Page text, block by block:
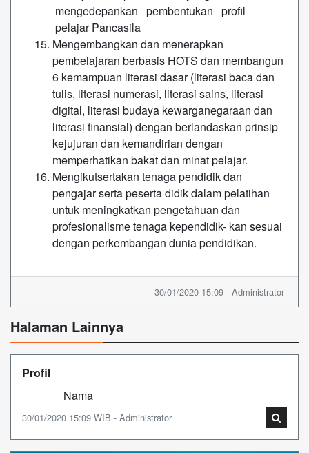
mengedepankan pembentukan profil
pelajar Pancasila
Mengembangkan dan menerapkan
pembelajaran berbasis HOTS dan membangun
6 kemampuan literasi dasar (literasi baca dan
tulis, literasi numerasi, literasi sains, literasi
digital, literasi budaya kewarganegaraan dan
literasi finansial) dengan berlandaskan prinsip
kejujuran dan kemandirian dengan
memperhatikan bakat dan minat pelajar.
Mengikutsertakan tenaga pendidik dan
pengajar serta peserta didik dalam pelatihan
untuk meningkatkan pengetahuan dan
profesionalisme tenaga kependidik- kan sesuai
dengan perkembangan dunia pendidikan.
30/01/2020 15:09 - Administrator
Halaman Lainnya
Profil
Nama
30/01/2020 15:09 WIB - Administrator